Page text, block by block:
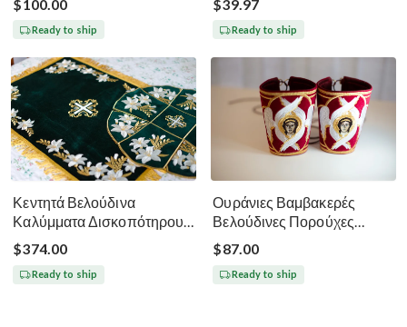
και Παύλο
$100.00
Ready to ship
$39.97
Ready to ship
Κεντητά Βελούδινα
Καλύμματα Δισκοπότηρου -
Σκούρο Πράσινο
$374.00
Ready to ship
Ουράνιες Βαμβακερές
Βελούδινες Πορούχες
Κληρικών
$87.00
Ready to ship